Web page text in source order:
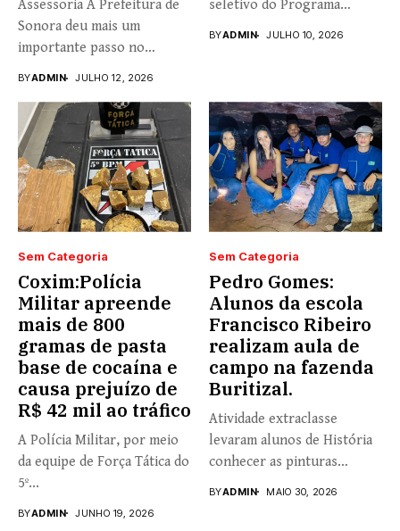
Assessoria A Prefeitura de
Sonora deu mais um
importante passo no
BYADMIN JULHO 12, 2026
seletivo do Programa
BYADMIN JULHO 10, 2026
Sem Categoria
Coxim:Polícia
Militar apreende
mais de 800
gramas de pasta
base de cocaína e
causa prejuízo de
R$ 42 mil ao tráfico
A Polícia Militar, por meio
da equipe de Força Tática do
5º...
BYADMIN JUNHO 19, 2026
Sem Categoria
Pedro Gomes:
Alunos da escola
Francisco Ribeiro
realizam aula de
campo na fazenda
Buritizal.
Atividade extraclasse
levaram alunos de História
conhecer as pinturas
BYADMIN MAIO 30, 2026